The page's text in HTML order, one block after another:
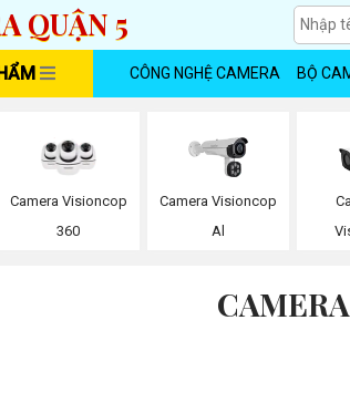
QUẬN 5
CÔNG NGHỆ CAMERA BỘ
Camera Visioncop
360
Camera Visioncop
Al